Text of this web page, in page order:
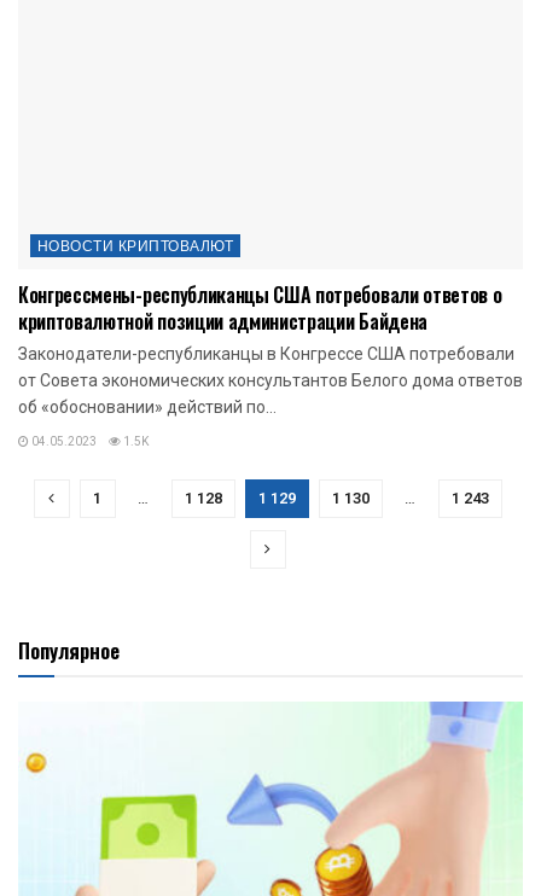
НОВОСТИ КРИПТОВАЛЮТ
Конгрессмены-республиканцы США потребовали ответов о
криптовалютной позиции администрации Байдена
Законодатели-республиканцы в Конгрессе США потребовали
от Совета экономических консультантов Белого дома ответов
об «обосновании» действий по...
04.05.2023 1.5K
1 … 1 128 1 129 1 130 … 1 243
Популярное